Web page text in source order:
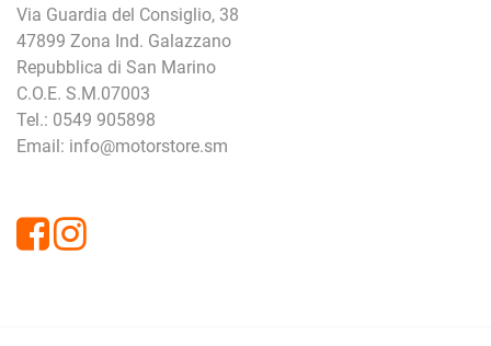
Via Guardia del Consiglio, 38
47899 Zona Ind. Galazzano
Repubblica di San Marino
C.O.E. S.M.07003
Tel.: 0549 905898
Email: info@motorstore.sm
FacebookInstagram